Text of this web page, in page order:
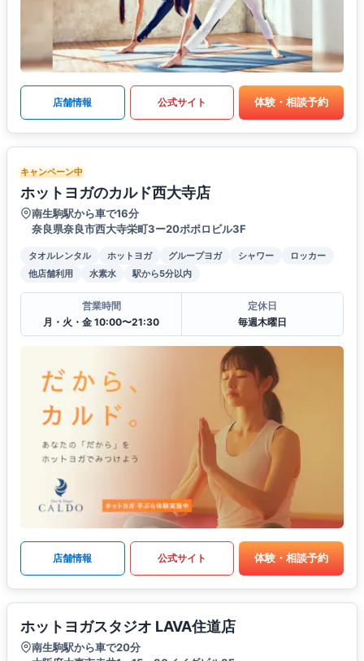
店舗情報 公式サイト 体験・相談予約
キャンペーン中
ホットヨガのカルド西大寺店
南生駒駅から車で16分
奈良県奈良市西大寺栄町3ー20ポポロビル3F
タオルレンタル ホットヨガ グループヨガ シャワー
ロッカー
他店舗利用
水素水 駅から5分以内
営業時間
月・火・金 10:00〜21:30
定休日
毎週木曜日
店舗情報 公式サイト 体験・相談予約
ホットヨガスタジオ LAVA住道店
南生駒駅から車で20分